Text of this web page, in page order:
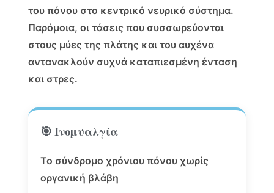
του πόνου στο κεντρικό νευρικό σύστημα.
Παρόμοια, οι τάσεις που συσσωρεύονται
στους μύες της πλάτης και του αυχένα
αντανακλούν συχνά καταπιεσμένη ένταση
και στρες.
🎯 Ινομυαλγία
Το σύνδρομο χρόνιου πόνου χωρίς
οργανική βλάβη